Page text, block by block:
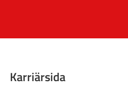
Karriärsida